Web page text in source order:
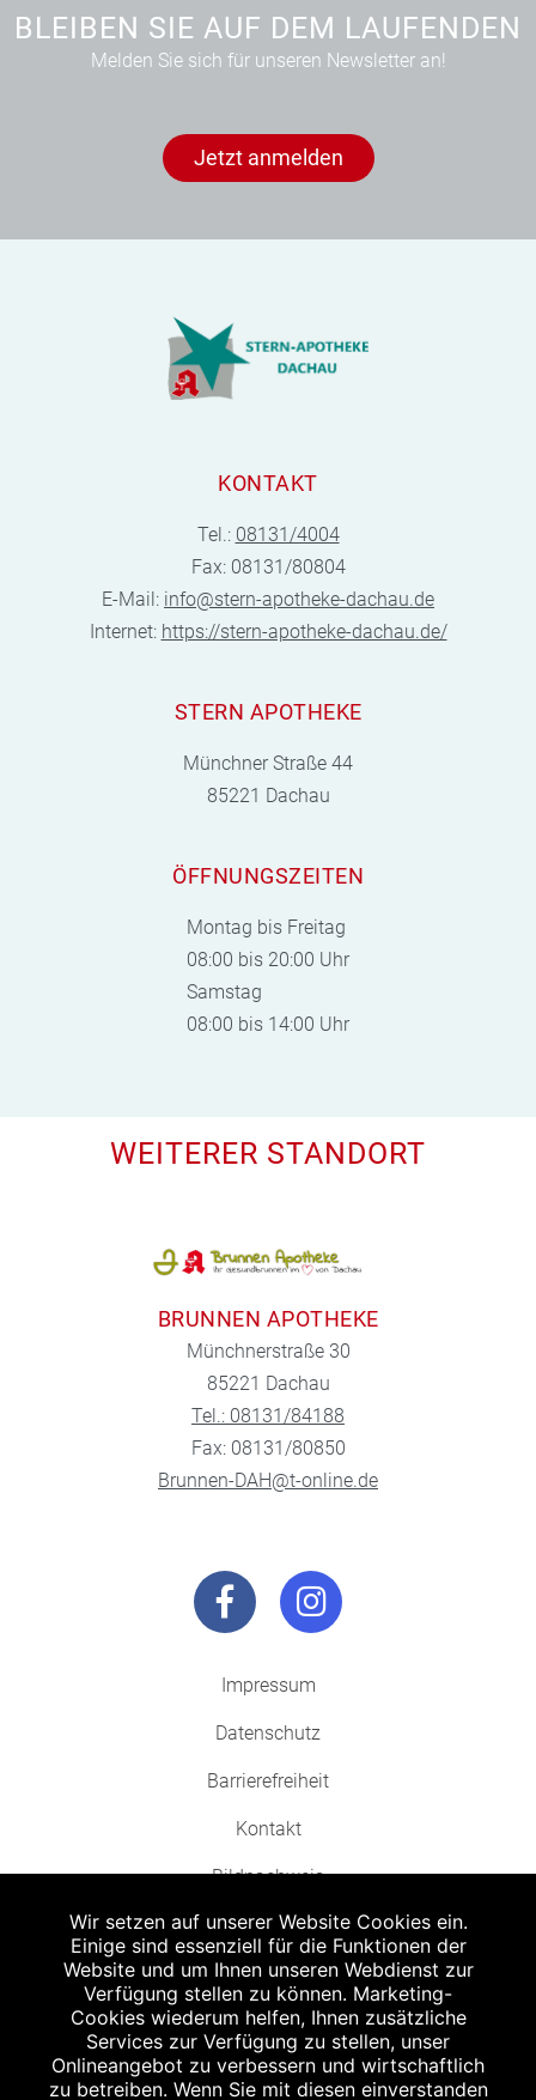
BLEIBEN SIE AUF DEM LAUFENDEN
Melden Sie sich für unseren Newsletter an!
Jetzt anmelden
KONTAKT
Tel.: 08131/4004
Fax: 08131/80804
E-Mail: info@stern-apotheke-dachau.de
Internet: https://stern-apotheke-dachau.de/
STERN APOTHEKE
Münchner Straße 44
85221 Dachau
ÖFFNUNGSZEITEN
Montag bis Freitag
08:00 bis 20:00 Uhr
Samstag
08:00 bis 14:00 Uhr
WEITERER STANDORT
BRUNNEN APOTHEKE
Münchnerstraße 30
85221 Dachau
Tel.: 08131/84188
Fax: 08131/80850
Brunnen-DAH@t-online.de
Impressum
Datenschutz
Barrierefreiheit
Kontakt
Bildnachweis
Abgabe in haushaltsüblichen Mengen, solange der Vorrat reicht. Für Druck-
und Satzfehler keine Haftung.
Zu Risiken und Nebenwirkungen lesen Sie die Packungsbeilage und fragen
Sie Ihren Arzt oder Apotheker.
Wir setzen auf unserer Website Cookies ein.
Einige sind essenziell für die Funktionen der
Website und um Ihnen unseren Webdienst zur
Verfügung stellen zu können. Marketing-
Cookies wiederum helfen, Ihnen zusätzliche
Services zur Verfügung zu stellen, unser
Onlineangebot zu verbessern und wirtschaftlich
zu betreiben. Wenn Sie mit diesen einverstanden